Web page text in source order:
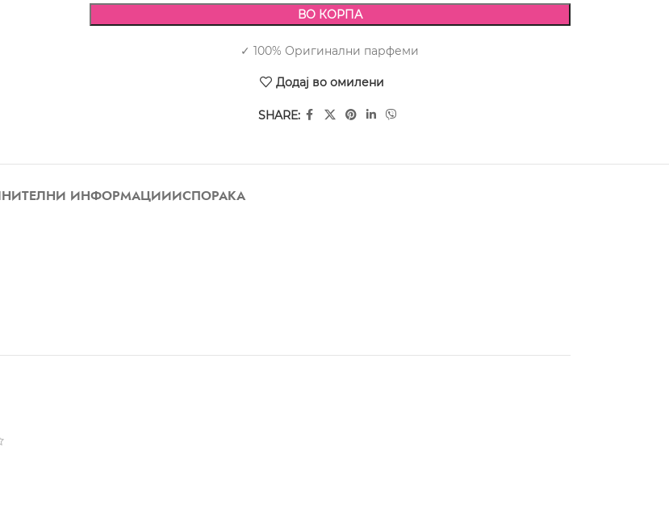
ВО КОРПА
✓ 100% Оригинални парфеми
Додај во омилени
SHARE:
ИНФОРМАЦИИИСПОРАКА